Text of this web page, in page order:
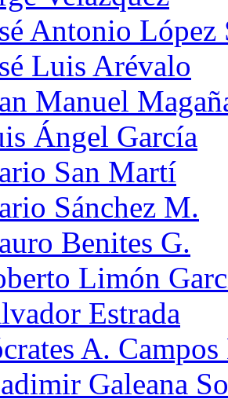
Antonio López
Luis Arévalo
Manuel
Ángel García
San Martí
Sánchez M.
Benites G.
Limón
Estrada
A.
Galeana